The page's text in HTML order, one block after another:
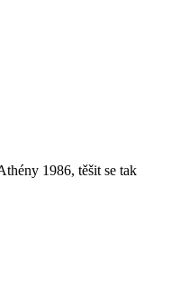
1986, těšit se tak